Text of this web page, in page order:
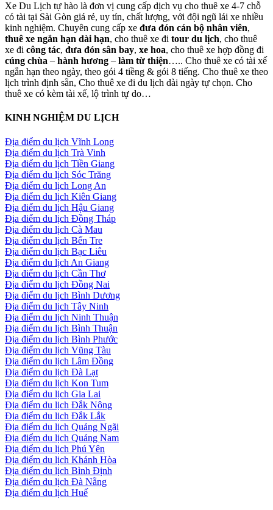
Xe Du Lịch tự hào là đơn vị cung cấp dịch vụ cho thuê xe 4-7 chỗ
có tài tại Sài Gòn giá rẻ, uy tín, chất lượng, với đội ngũ lái xe nhiều
kinh nghiệm. Chuyên cung cấp xe đưa đón cán bộ nhân viên,
thuê xe ngắn hạn dài hạn, cho thuê xe đi tour du lịch, cho thuê
xe đi công tác, đưa đón sân bay, xe hoa, cho thuê xe hợp đồng đi
cúng chùa – hành hương – làm từ thiện….. Cho thuê xe có tài xế
ngắn hạn theo ngày, theo gói 4 tiềng & gói 8 tiếng. Cho thuê xe theo
lịch trình định sẵn, Cho thuê xe đi du lịch dài ngày tự chọn. Cho
thuê xe có kèm tài xế, lộ trình tự do…
KINH NGHIỆM DU LỊCH
Địa điểm du lịch Vĩnh Long
Địa điểm du lịch Trà Vinh
Địa điểm du lịch Tiền Giang
Địa điểm du lịch Sóc Trăng
Địa điểm du lịch Long An
Địa điểm du lịch Kiên Giang
Địa điểm du lịch Hậu Giang
Địa điểm du lịch Đồng Tháp
Địa điểm du lịch Cà Mau
Địa điểm du lịch Bến Tre
Địa điểm du lịch Bạc Liêu
Địa điểm du lịch An Giang
Địa điểm du lịch Cần Thơ
Địa điểm du lịch Đồng Nai
Địa điểm du lịch Bình Dương
Địa điểm du lịch Tây Ninh
Địa điểm du lịch Ninh Thuận
Địa điểm du lịch Bình Thuận
Địa điểm du lịch Bình Phước
Địa điểm du lịch Vũng Tàu
Địa điểm du lịch Lâm Đồng
Địa điểm du lịch Đà Lạt
Địa điểm du lịch Kon Tum
Địa điểm du lịch Gia Lai
Địa điểm du lịch Đắk Nông
Địa điểm du lịch Đắk Lắk
Địa điểm du lịch Quảng Ngãi
Địa điểm du lịch Quảng Nam
Địa điểm du lịch Phú Yên
Địa điểm du lịch Khánh Hòa
Địa điểm du lịch Bình Định
Địa điểm du lịch Đà Nẵng
Địa điểm du lịch Huế